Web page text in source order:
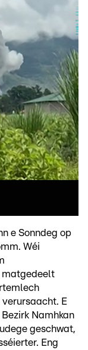
e Sonndeg op
Wéi
matgedeelt
E
Namhkan
geschwat,
Eng